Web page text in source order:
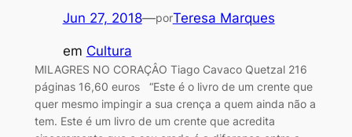
Jun 27, 2018—porTeresa Marques
em Cultura
MILAGRES NO CORAÇÂO Tiago Cavaco Quetzal 216
páginas 16,60 euros “Este é o livro de um crente que
quer mesmo impingir a sua crença a quem ainda não a
tem. Este é um livro de um crente que acredita